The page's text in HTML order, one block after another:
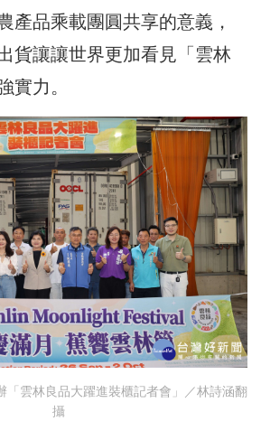
產品乘載團圓共享的意義，
貨讓讓世界更加看見「雲林
實力。
「雲林良品大躍進裝櫃記者會」／林詩涵翻
攝